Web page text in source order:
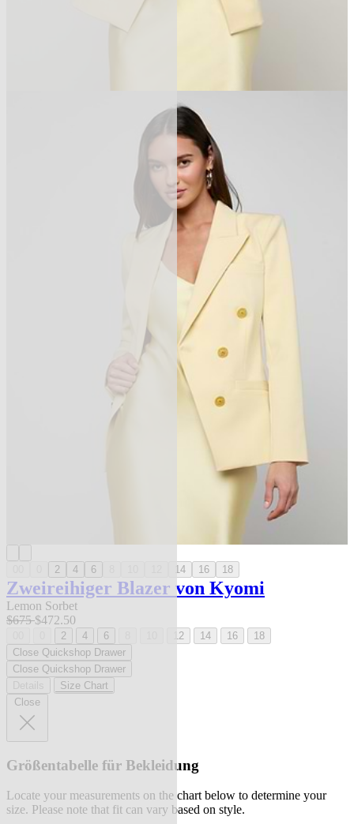
2 4 6 14 16 18
Zweireihiger Blazer von Kyomi
Lemon Sorbet
$675$472.50
2 4 6 12 14 16
18
Close Quickshop Drawer
Close Quickshop Drawer
Size Chart
Close
Größentabelle für Bekleidung
Locate your measurements on the chart below to determine your
size. Please note that fit can vary based on style.